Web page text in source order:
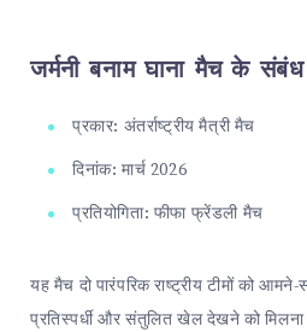
जर्मनी बनाम घाना मैच के
प्रकार: अंतर्राष्ट्रीय मैत्री मैच
दिनांक: मार्च 2026
प्रतियोगिता: फीफा फ्रेंडली मैच
यह मैच दो पारंपरिक राष्ट्रीय टीमों को
प्रतिस्पर्धी और संतुलित खेल देखने को मिलना